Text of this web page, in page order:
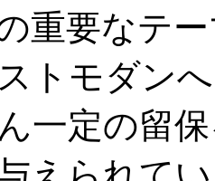
重要なテ
トモダン
一定の留